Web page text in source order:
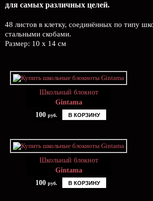
для самых различных целей.
48 листов в клетку, соединённых по типу
стальными скобами.
Размер: 10 x 14 см
Школьный блокнот
Gintama
100 руб. В КОРЗИНУ
Школьный блокнот
Gintama
100 руб. В КОРЗИНУ